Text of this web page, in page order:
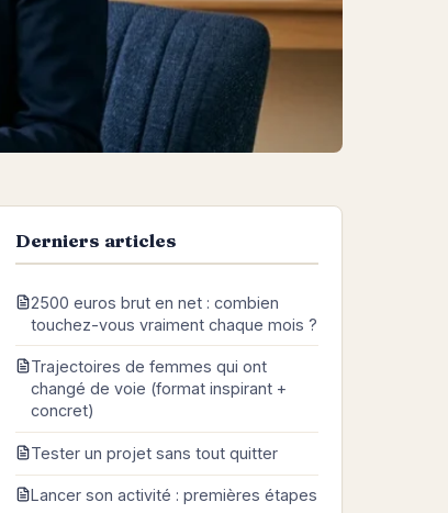
Derniers articles
2500 euros brut en net : combien
touchez-vous vraiment chaque mois ?
Trajectoires de femmes qui ont
changé de voie (format inspirant +
concret)
Tester un projet sans tout quitter
Lancer son activité : premières étapes